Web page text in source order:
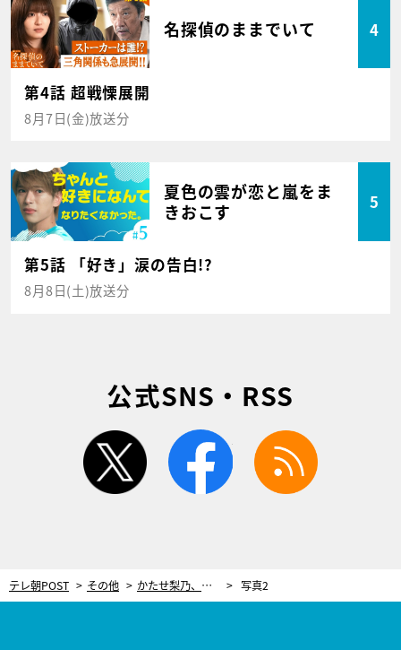
名探偵のままでいて 4
第4話 超戦慄展開
8月7日(金)放送分
夏色の雲が恋と嵐をま
きおこす
5
第5話 「好き」涙の告白!?
8月8日(土)放送分
公式SNS・RSS
twitter facebook
テレ朝POST その他 かたせ梨乃、「100年早い」と言われた『極道の妻たち』の大役。出演して「初めて“女優です”と言えるようになった」 写真2